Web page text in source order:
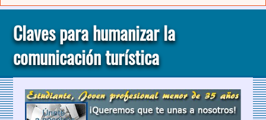
Claves para humanizar la
comunicación turística